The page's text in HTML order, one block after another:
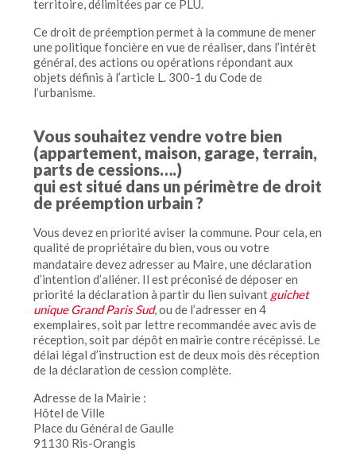
territoire, délimitées par ce PLU.
Ce droit de préemption permet à la commune de mener
une politique foncière en vue de réaliser, dans l’intérêt
général, des actions ou opérations répondant aux
objets définis à l’article L. 300-1 du Code de
l’urbanisme.
Vous souhaitez vendre votre bien
(appartement, maison, garage, terrain,
parts de cessions….)
qui est situé dans un périmètre de droit
de préemption urbain ?
Vous devez en priorité aviser la commune. Pour cela, en
qualité de propriétaire du bien, vous ou votre
mandataire devez adresser au Maire, une déclaration
d’intention d’aliéner. Il est préconisé de déposer en
priorité la déclaration à partir du lien suivant guichet
unique Grand Paris Sud, ou de l’adresser en 4
exemplaires, soit par lettre recommandée avec avis de
réception, soit par dépôt en mairie contre récépissé. Le
délai légal d’instruction est de deux mois dès réception
de la déclaration de cession complète.
Adresse de la Mairie :
Hôtel de Ville
Place du Général de Gaulle
91130 Ris-Orangis